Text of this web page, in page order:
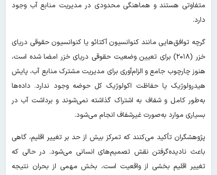
متفاوتی هستند و هماهنگی محدودی در مدیریت منابع آب وجود
دارد.
گرچه توافق‌هایی مانند کنوانسیون آکتائو یا کنوانسیون حقوقی دریای
خزر (۲۰۱۸) برای تعیین وضعیت حقوقی دریای خزر امضا شده است،
هنوز چارچوب جامع و الزام‌آوری برای مدیریت مشترک منابع آب، پایش
هیدرولوژیک یا حفاظت اکولوژیک کل حوضه وجود ندارد. داده‌ها
به‌طور کامل و شفاف به اشتراک گذاشته نمی‌شوند و برداشت آب در
بسیاری موارد به‌صورت غیرشفاف انجام می‌شود.
پژوهشگران تأکید می‌کنند که تمرکز بیش از حد بر تغییر اقلیم، گاهی
باعث نادیده‌گرفتن نقش تصمیم‌های انسانی می‌شود. در حالی که
تغییر اقلیم بخشی از واقعیت است، بخش مهمی از بحران نتیجه